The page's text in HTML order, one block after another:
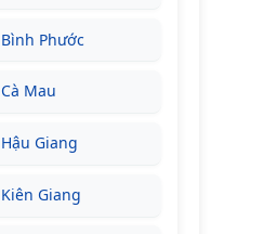
Bình Phước
Cà Mau
Hậu Giang
Kiên Giang